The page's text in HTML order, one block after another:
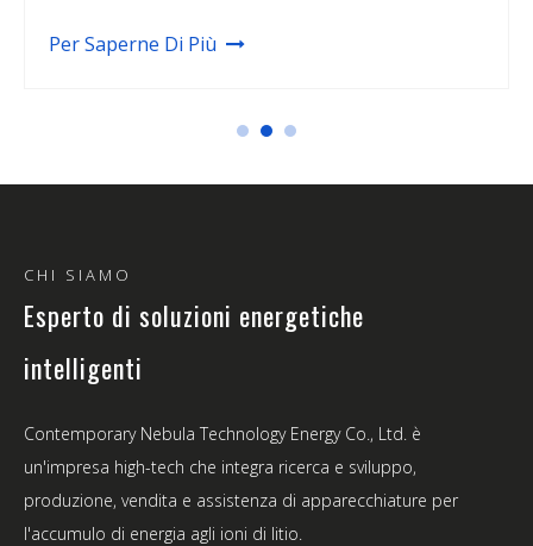
Per Saperne Di Più
CHI SIAMO
Esperto di soluzioni energetiche
intelligenti
Contemporary Nebula Technology Energy Co., Ltd. è
un'impresa high-tech che integra ricerca e sviluppo,
produzione, vendita e assistenza di apparecchiature per
l'accumulo di energia agli ioni di litio.